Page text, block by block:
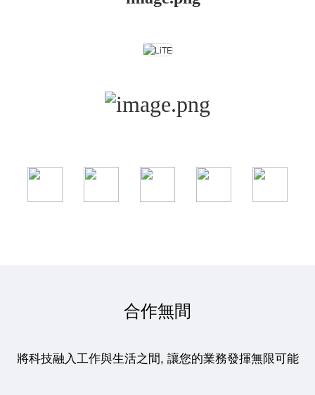
合作無間
將科技融入工作與生活之間, 讓您的業務發揮無限可能